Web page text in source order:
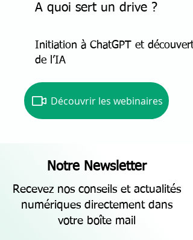
A quoi sert un drive ?
Initiation à ChatGPT et
de l’IA
Découvrir les webinaires
Notre Newsletter
Recevez nos conseils et actualités
numériques directement dans
votre boîte mail